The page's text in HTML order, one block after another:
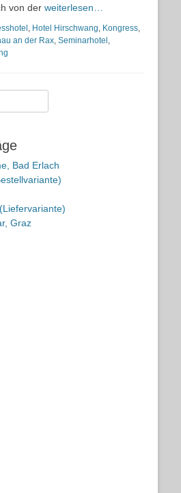
von der weiterlesen…
, Hotel Hirschwang, Kongress,
an der Rax, Seminarhotel ,
Bad Erlach
Graz